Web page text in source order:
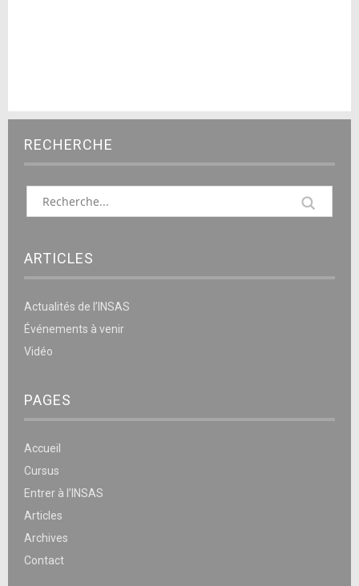
RECHERCHE
ARTICLES
Actualités de l’INSAS
Événements à venir
Vidéo
PAGES
Accueil
Cursus
Entrer à l’INSAS
Articles
Archives
Contact